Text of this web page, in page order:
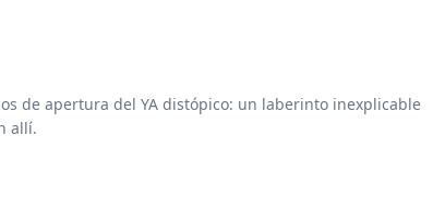
de apertura del YA distópico: un laberinto inexplicable
allí.